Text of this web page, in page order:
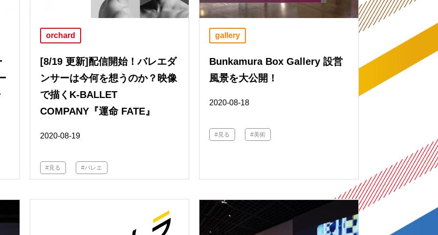
orchard
[8/19 更新]配信開始！バレエダ
ンサーは今何を想うのか？映像
で描くK-BALLET
COMPANY『運命 FATE』
2020-08-19
#見る #バレエ
gallery
Bunkamura Box Gallery 設営
風景を大公開！
2020-08-18
#見る #美術